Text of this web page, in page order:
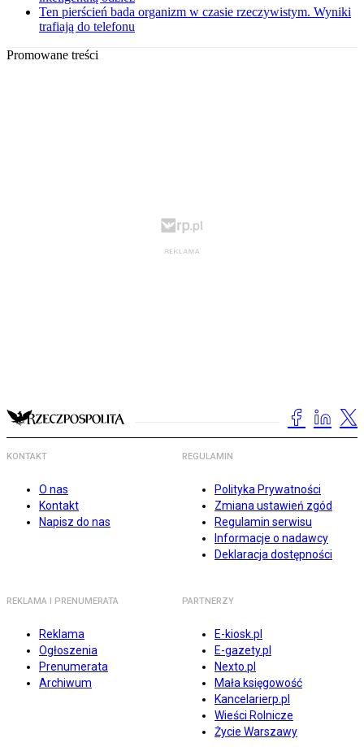
Ten pierścień bada organizm w czasie rzeczywistym. Wyniki
trafiają do telefonu
Promowane treści
KONTAKT
O nas
Kontakt
Napisz do nas
REGULAMIN
Polityka Prywatności
Zmiana ustawień zgód
Regulamin serwisu
Informacje o nadawcy
Deklaracja dostępności
REKLAMA I PRENUMERATA
Reklama
Ogłoszenia
Prenumerata
Archiwum
PARTNERZY
E-kiosk.pl
E-gazety.pl
Nexto.pl
Mała księgowość
Kancelarierp.pl
Wieści Rolnicze
Życie Warszawy